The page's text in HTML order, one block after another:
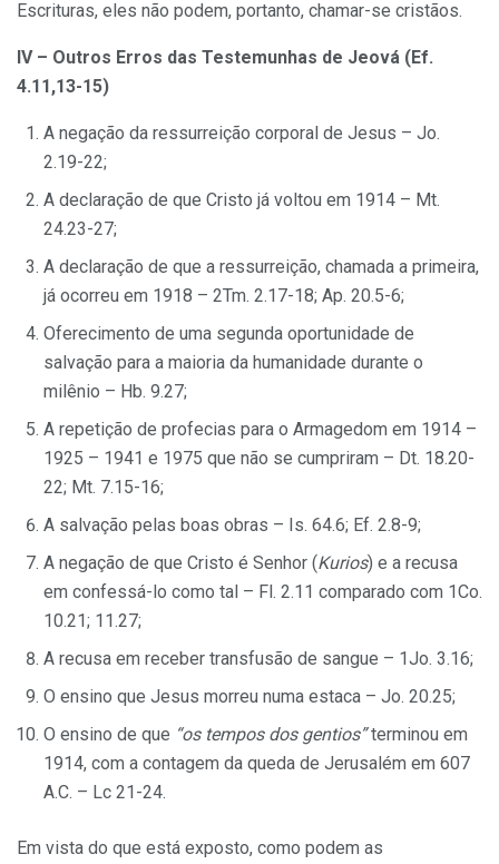
Escrituras, eles não podem, portanto, chamar-se cristãos.
IV – Outros Erros das Testemunhas de Jeová (Ef.
4.11,13-15)
A negação da ressurreição corporal de Jesus – Jo.
2.19-22;
A declaração de que Cristo já voltou em 1914 – Mt.
24.23-27;
A declaração de que a ressurreição, chamada a primeira,
já ocorreu em 1918 – 2Tm. 2.17-18; Ap. 20.5-6;
Oferecimento de uma segunda oportunidade de
salvação para a maioria da humanidade durante o
milênio – Hb. 9.27;
A repetição de profecias para o Armagedom em 1914 –
1925 – 1941 e 1975 que não se cumpriram – Dt. 18.20-
22; Mt. 7.15-16;
A salvação pelas boas obras – Is. 64.6; Ef. 2.8-9;
A negação de que Cristo é Senhor (Kurios) e a recusa
em confessá-lo como tal – Fl. 2.11 comparado com 1Co.
10.21; 11.27;
A recusa em receber transfusão de sangue – 1Jo. 3.16;
O ensino que Jesus morreu numa estaca – Jo. 20.25;
O ensino de que “os tempos dos gentios”terminou em
1914, com a contagem da queda de Jerusalém em 607
A.C. – Lc 21-24.
Em vista do que está exposto, como podem as